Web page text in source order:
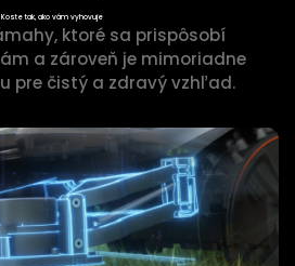
Koste tak, ako vám vyhovuje
ktoré sa prispôsobí
a zároveň je mimoriadne
pre čistý a zdravý vzhľad.